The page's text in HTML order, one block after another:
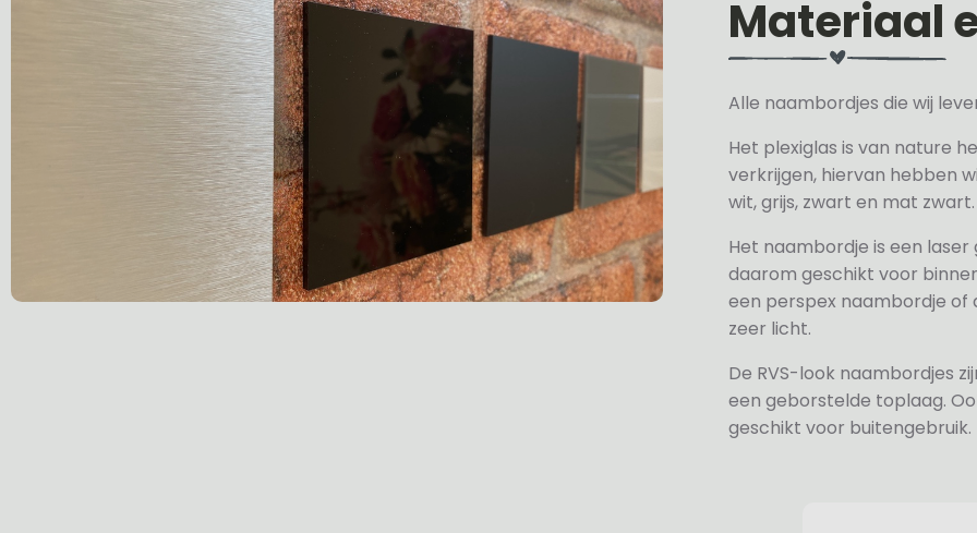
Materiaal
Alle naambordjes die wij
Het plexiglas is van nature
verkrijgen, hiervan hebben
wit, grijs, zwart en mat zwart.
Het naambordje is een
daarom geschikt voor
een perspex naambordje
zeer licht.
De RVS-look naambordjes
een geborstelde toplaag.
geschikt voor buitengebruik.